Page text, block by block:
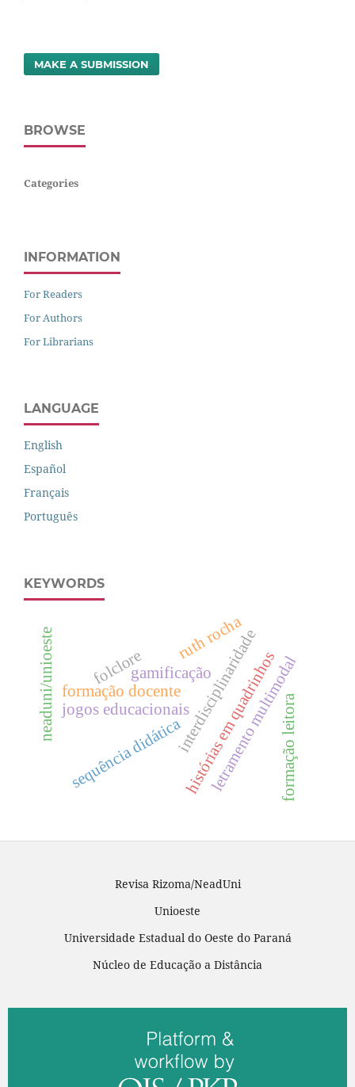
MAKE A SUBMISSION
BROWSE
Categories
INFORMATION
For Readers
For Authors
For Librarians
LANGUAGE
English
Español
Français
Português
KEYWORDS
gamificaçãointerdisciplinaridade
jogos educacionaishistórias em quadrinhos
folclore letramento multimodal
sequência didática formação leitora
ruth rocha
neaduni/unioeste formação docente
Revisa Rizoma/NeadUni
Unioeste
Universidade Estadual do Oeste do Paraná
Núcleo de Educação a Distância